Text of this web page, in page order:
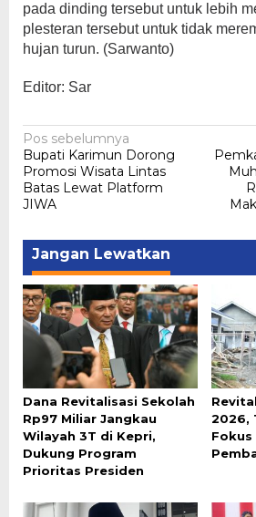
pada dinding tersebut untuk lebih
plesteran tersebut untuk tidak
hujan turun. (Sarwanto)
Editor: Sar
Navigasi
pos
Pos sebelumnya
Bupati Karimun Dorong
Promosi Wisata Lintas
Batas Lewat Platform
JIWA
Jangan Lewatkan
Dana Revitalisasi Sekolah
Rp97 Miliar Jangkau
Wilayah 3T di Kepri,
Dukung Program
Prioritas Presiden
2026,
Fokus